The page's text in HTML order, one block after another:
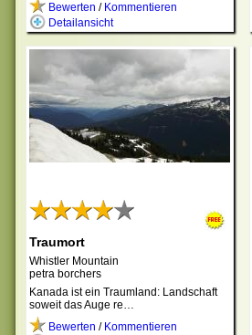
Bewerten / Kommentieren
Detailansicht
Traumort
Whistler Mountain
petra borchers
Kanada ist ein Traumland: Landschaft
soweit das Auge re…
Bewerten / Kommentieren